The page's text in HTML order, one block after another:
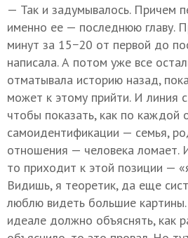
— Так и задумывалось. Причем
именно ее — последнюю главу.
минут за 15−20 от первой до
написала. А потом уже все
отматывала историю назад,
может к этому прийти. И линия
чтобы показать, как по каждой
самоидентификации — семья,
отношения — человека ломает.
то приходит к этой позиции —
Видишь, я теоретик, да еще
люблю видеть большие
идеале должно объяснять, как